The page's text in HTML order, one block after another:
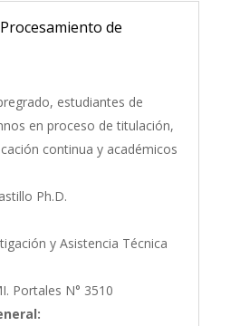
de
estudiantes de
en proceso de titulación,
continua y académicos
Ph.D.
y Asistencia Técnica
Portales N° 3510